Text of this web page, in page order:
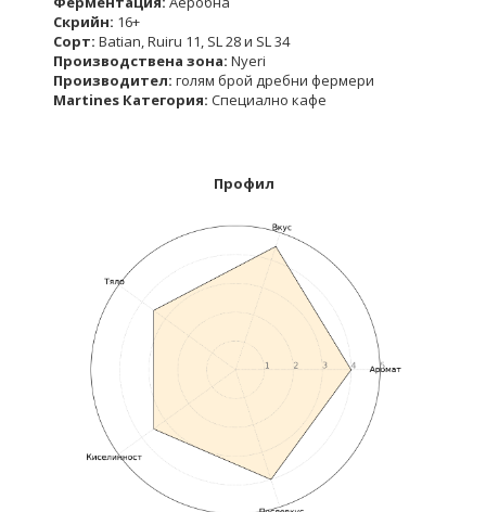
Скрийн: 16+
Сорт: Batian, Ruiru 11, SL 28 и SL 34
Производствена зона: Nyeri
Производител: голям брой дребни фермери
Martines Категория: Специално кафе
Профил